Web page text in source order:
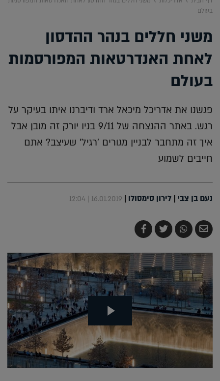
בעולם
משני חללים בנהר ההדסון
לאחת האנדרטאות המפורסמות
בעולם
פגשנו את אדריכל מיכאל ארד ודיברנו איתו בעיקר על
רגש. באתר ההנצחה של 9/11 בניו יורק זה מובן אבל
איך זה מתחבר לבניין מגורים 'רגיל' שעיצב? אתם
חייבים לשמוע
נעם בן צבי | לירון סימסולו |
16.01.2019 | 12:04
שלח
בדואר
שתף
ב-
צייץ
ב-
שתף
ב-